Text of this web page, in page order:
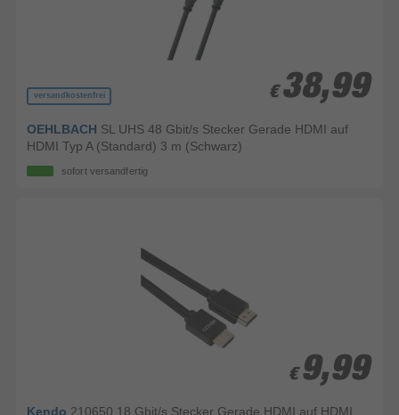
versandkostenfrei € 38,99
€ 38,99
OEHLBACH SL UHS 48 Gbit/s Stecker Gerade HDMI auf
HDMI Typ A (Standard) 3 m (Schwarz)
sofort versandfertig
€ 9,99
€ 9,99
Kendo 210650 18 Gbit/s Stecker Gerade HDMI auf HDMI